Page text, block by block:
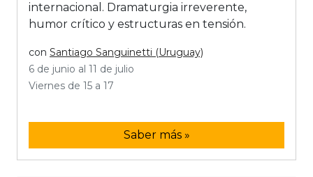
internacional. Dramaturgia irreverente,
humor crítico y estructuras en tensión.
con Santiago Sanguinetti (Uruguay)
6 de junio al 11 de julio
Viernes de 15 a 17
Saber más »